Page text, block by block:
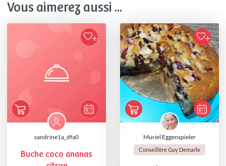
Vous aimerez aussi ...
sandrine1a_dfa0
Buche coco ananas
Muriel Eggenspieler
Conseillère Guy Demarle